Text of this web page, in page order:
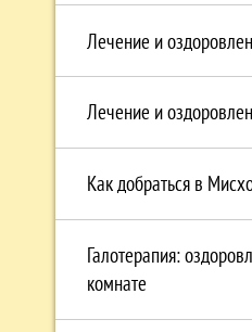
Лечение и
Лечение и
Как добраться в
Галотерапия:
комнате